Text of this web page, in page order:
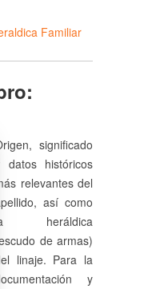
Familiar
significado
datos históricos
relevantes del
así como
heráldica
de armas)
linaje. Para la
y